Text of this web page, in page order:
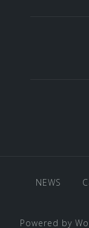
NEWS
Powered by